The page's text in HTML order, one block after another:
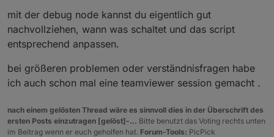
mit der debug node kannst du eigentlich gut
nachvollziehen, wann was schaltet und das script
entsprechend anpassen.
bei größeren problemen oder verständnisfragen habe
ich auch schon mal eine teamviewer session gemacht .
nach einem gelösten Thread wäre es sinnvoll dies in der Überschrift des
ersten Posts einzutragen [gelöst]-... Bitte benutzt das Voting rechts unten
im Beitrag wenn er euch geholfen hat. Forum-Tools: PicPick